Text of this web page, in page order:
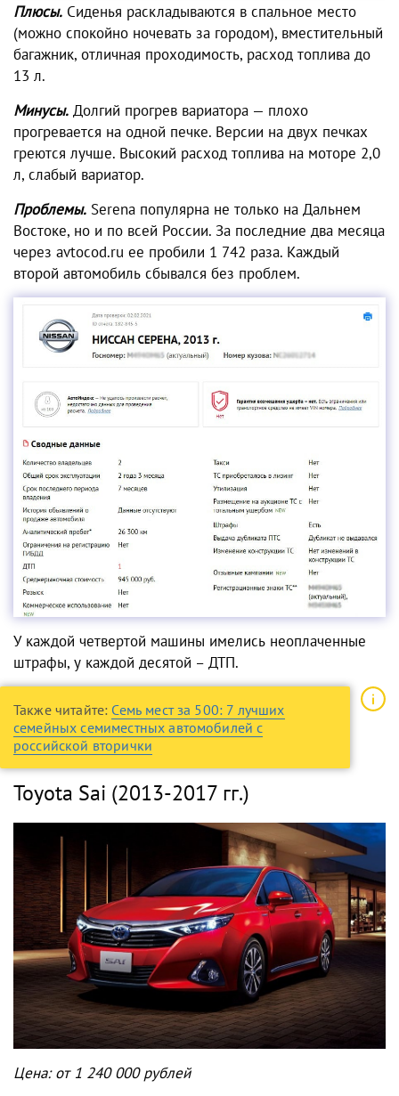
Плюсы. Сиденья раскладываются в спальное место
(можно спокойно ночевать за городом), вместительный
багажник, отличная проходимость, расход топлива до
13 л.
Минусы. Долгий прогрев вариатора — плохо
прогревается на одной печке. Версии на двух печках
греются лучше. Высокий расход топлива на моторе 2,0
л, слабый вариатор.
Проблемы. Serena популярна не только на Дальнем
Востоке, но и по всей России. За последние два месяца
через avtocod.ru ее пробили 1 742 раза. Каждый
второй автомобиль сбывался без проблем.
У каждой четвертой машины имелись неоплаченные
штрафы, у каждой десятой – ДТП.
Также читайте: Семь мест за 500: 7 лучших
семейных семиместных автомобилей с
российской вторички
Toyota Sai (2013-2017 гг.)
Цена: от 1 240 000 рублей